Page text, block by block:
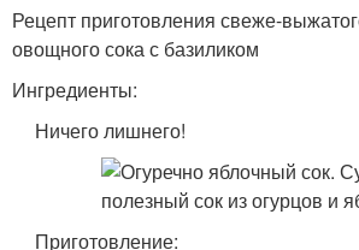
Рецепт приготовления свеже-
овощного сока с базиликом
Ингредиенты:
Ничего лишнего!
Приготовление: